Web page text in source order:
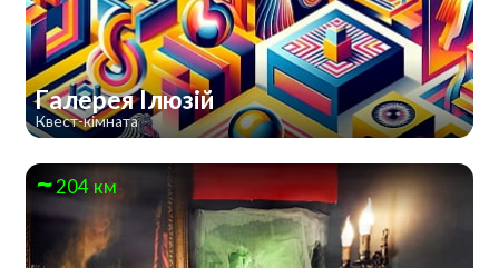
Галерея Ілюзій
Квест-кімната
204 км